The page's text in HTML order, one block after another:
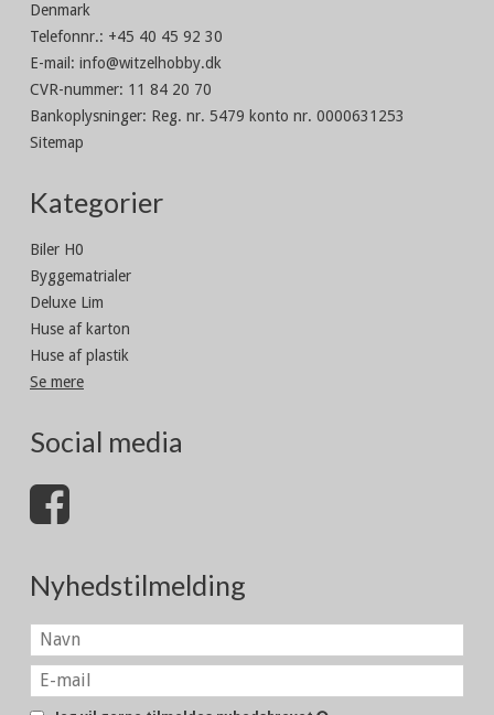
Denmark
Telefonnr.: +45 40 45 92 30
E-mail : info@witzelhobby.dk
CVR-nummer: 11 84 20 70
Bankoplysninger: Reg. nr. 5479 konto nr. 0000631253
Sitemap
Kategorier
Biler H0
Byggematrialer
Deluxe Lim
Huse af karton
Huse af plastik
Se mere
Social media
Nyhedstilmelding